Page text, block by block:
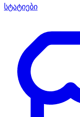
სტატიები